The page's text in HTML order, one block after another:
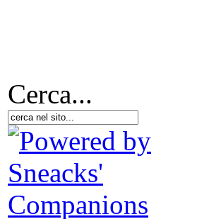
Cerca...